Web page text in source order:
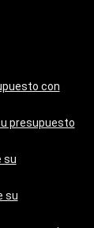
con
presupuesto
su
su